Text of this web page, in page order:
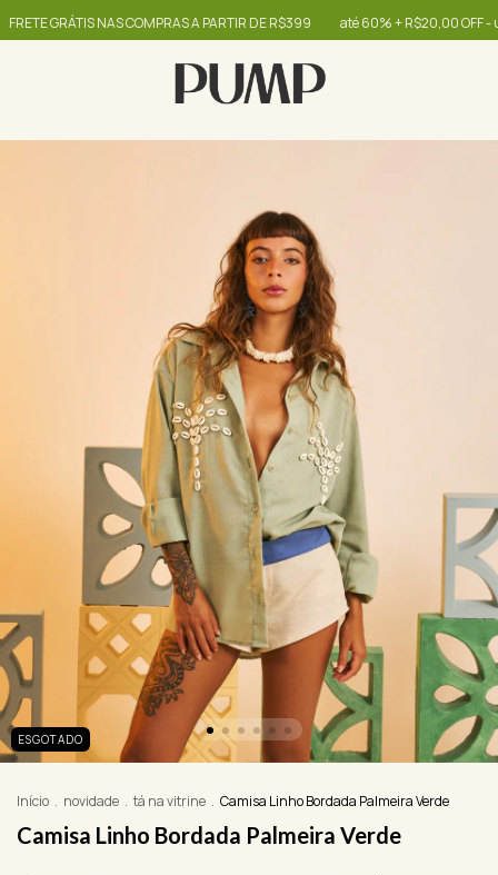
GRÁTIS NAS COMPRAS A PARTIR DE R$399 até 60% + R$20,00 OFF - use o
ESGOTADO
Início . novidade . tá na vitrine . Camisa Linho Bordada Palmeira Verde
Camisa Linho Bordada Palmeira Verde